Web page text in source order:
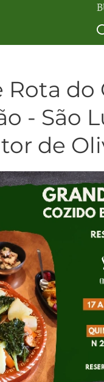
Rota do
- São
de